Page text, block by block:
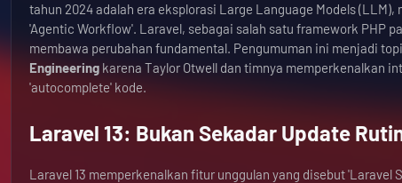
tahun 2024 adalah era eksplorasi Large Language Models
'Agentic Workflow'. Laravel, sebagai salah satu framework PHP
membawa perubahan fundamental. Pengumuman ini menjadi
Engineering karena Taylor Otwell dan timnya memperkenalkan
'autocomplete' kode.
Laravel 13: Bukan Sekadar Update
Laravel 13 memperkenalkan fitur unggulan yang disebut 'Laravel